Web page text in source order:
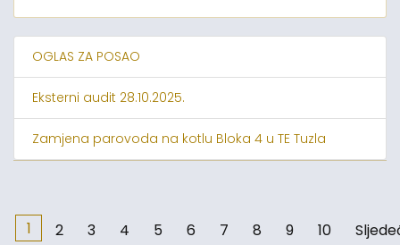
OGLAS ZA POSAO
Eksterni audit 28.10.2025.
Zamjena parovoda na kotlu Bloka 4 u TE Tuzla
1 2 3 4 5 6 7 8 9 10